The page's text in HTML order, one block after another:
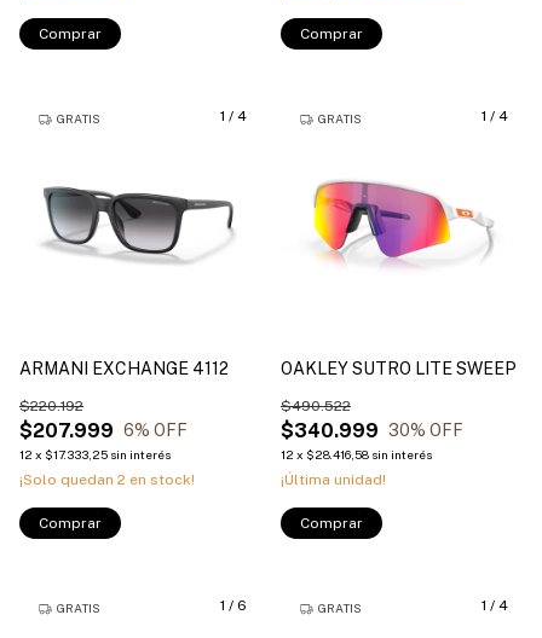
Comprar Comprar
1 / 4
GRATIS
ARMANI EXCHANGE 4112
$207.999
$220.192
6% OFF
12 x $17.333,25 sin interés
¡Solo quedan 2 en stock!
Comprar
1 / 4
GRATIS
OAKLEY SUTRO LITE SWEEP
$340.999
$490.522
30% OFF
12 x $28.416,58 sin interés
¡Última unidad!
Comprar
1 / 6
GRATIS 1 / 4
GRATIS